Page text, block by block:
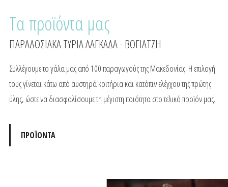
Τα προϊόντα μας
ΠΑΡΑΔΟΣΙΑΚΑ ΤΥΡΙΑ ΛΑΓΚΑΔΑ - ΒΟΓΙΑΤΖΗ
Συλλέγουμε το γάλα μας από 100 παραγωγούς της Μακεδονίας. Η επιλογή
τους γίνεται κάτω από αυστηρά κριτήρια και κατόπιν ελέγχου της πρώτης
ύλης, ώστε να διασφαλίσουμε τη μέγιστη ποιότητα στο τελικό προϊόν μας.
ΠΡΟΪΟΝΤΑ